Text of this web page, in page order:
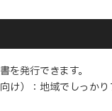
を発行できます。
け）：地域でしっか